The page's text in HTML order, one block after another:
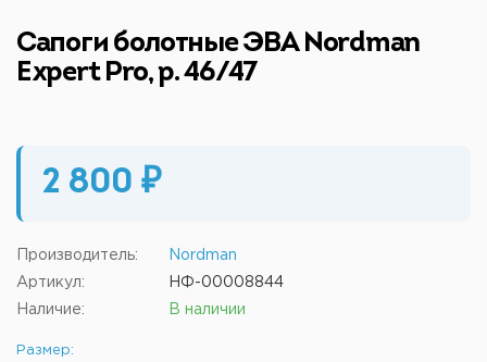
Сапоги болотные ЭВА Nordman
Expert Pro, р. 46/47
2 800 ₽
Производитель: Nordman
Артикул: НФ-00008844
Наличие: В наличии
Размер: